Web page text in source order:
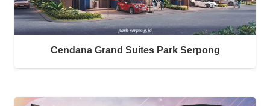
Cendana Grand Suites Park Serpong